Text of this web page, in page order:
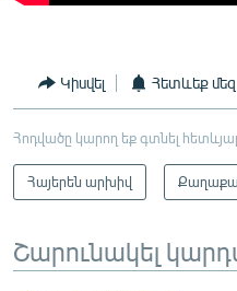
Կիսվել Հետևեք մեզ
Հոդվածը կարող եք գտնել
Հայերեն արխիվ
Շարունակել